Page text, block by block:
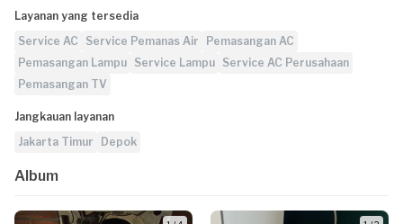
Layanan yang tersedia
Service AC
Service Pemanas Air
Pemasangan AC
Pemasangan Lampu Service Lampu Service AC Perusahaan
Pemasangan TV
Jangkauan layanan
Jakarta Timur
Depok
Album